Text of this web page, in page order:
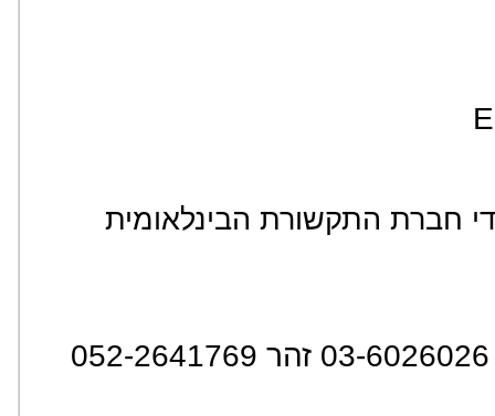
חברת התקשורת הבינלאומית